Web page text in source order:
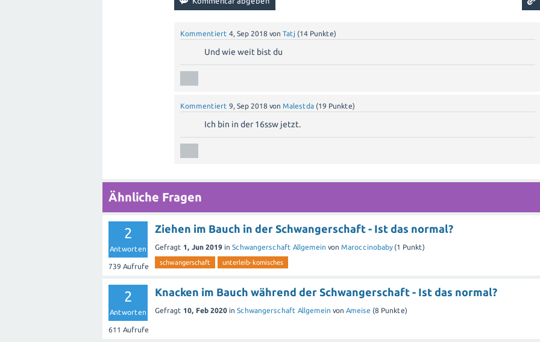
Kommentiert 4, Sep 2018 vonTatj (14 Punkte)
Und wie weit bist du
Kommentiert 9, Sep 2018 vonMalestda (19 Punkte)
Ich bin in der 16ssw jetzt.
Ähnliche Fragen
2
Antworten
739 Aufrufe
Ziehen im Bauch in der Schwangerschaft - Ist das normal?
Gefragt 1, Jun 2019 in Schwangerschaft Allgemein von Maroccinobaby (1 Punkt)
schwangerschaft unterleib-komisches
2
Antworten
611 Aufrufe
Knacken im Bauch während der Schwangerschaft - Ist das normal?
Gefragt 10, Feb 2020 in Schwangerschaft Allgemein von Ameise (8 Punkte)